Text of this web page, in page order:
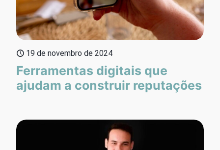
19 de novembro de 2024
Ferramentas digitais que
ajudam a construir reputações